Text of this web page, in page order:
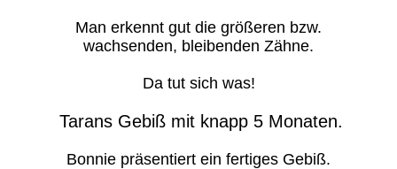
Man erkennt gut die größeren bzw.
wachsenden, bleibenden Zähne.
Da tut sich was!
Tarans Gebiß mit knapp 5 Monaten.
Bonnie präsentiert ein fertiges Gebiß.